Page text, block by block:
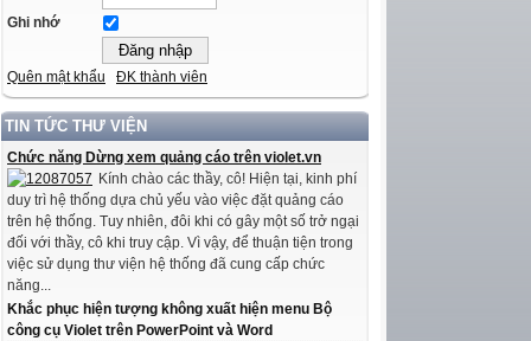
Ghi nhớ
Quên mật khẩu ĐK thành viên
TIN TỨC THƯ VIỆN
Chức năng Dừng xem quảng cáo trên violet.vn
Kính chào các thầy, cô! Hiện tại, kinh phí
duy trì hệ thống dựa chủ yếu vào việc đặt quảng cáo
trên hệ thống. Tuy nhiên, đôi khi có gây một số trở ngại
đối với thầy, cô khi truy cập. Vì vậy, để thuận tiện trong
việc sử dụng thư viện hệ thống đã cung cấp chức
năng...
Khắc phục hiện tượng không xuất hiện menu Bộ
công cụ Violet trên PowerPoint và Word